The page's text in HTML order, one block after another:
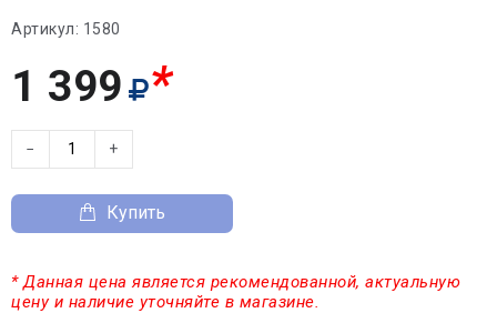
Артикул: 1580
1 399 *
− +
Купить
* Данная цена является рекомендованной, актуальную
цену и наличие уточняйте в магазине.